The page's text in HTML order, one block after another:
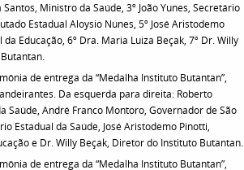
Ministro da Saúde, 3º João Yunes, Secretário
Estadual Aloysio Nunes, 5º José Aristodemo
Educação, 6º Dra. Maria Luiza Beçak, 7º Dr. Willy
de entrega da “Medalha Instituto Butantan”,
Da esquerda para direita: Roberto
Saúde, André Franco Montoro, Governador de São
Estadual da Saúde, José Aristodemo Pinotti,
e Dr. Willy Beçak, Diretor do Instituto Butantan.
de entrega da “Medalha Instituto Butantan”,